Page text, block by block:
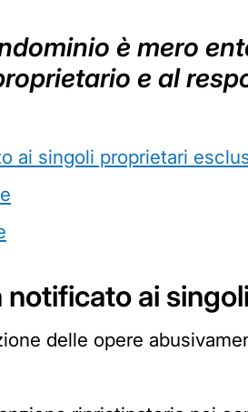
è mero
e al
ai singoli proprietari
ai
delle opere